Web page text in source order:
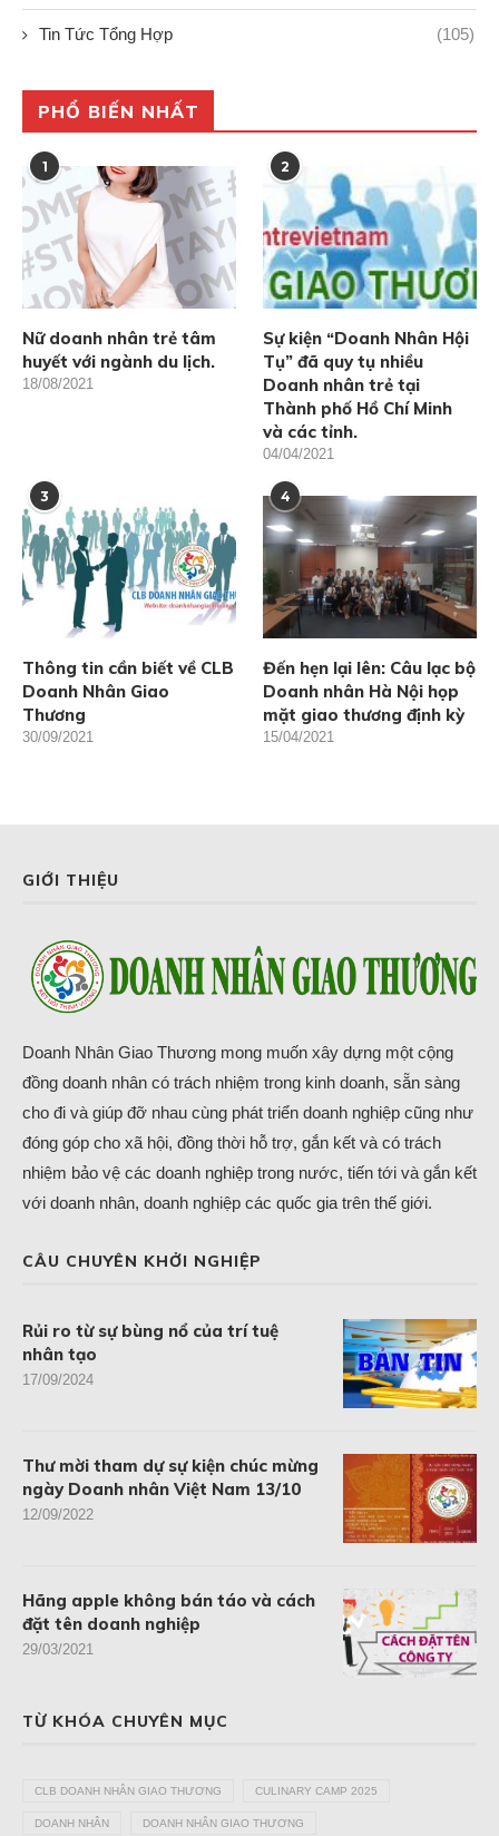
Tin Tức Tổng Hợp (105)
PHỔ BIẾN NHẤT
1
Nữ doanh nhân trẻ tâm
huyết với ngành du lịch.
18/08/2021
2
Sự kiện “Doanh Nhân Hội
Tụ” đã quy tụ nhiều
Doanh nhân trẻ tại
Thành phố Hồ Chí Minh
và các tỉnh.
04/04/2021
3
Thông tin cần biết về CLB
Doanh Nhân Giao
Thương
30/09/2021
4
Đến hẹn lại lên: Câu lạc bộ
Doanh nhân Hà Nội họp
mặt giao thương định kỳ
15/04/2021
GIỚI THIỆU
Doanh Nhân Giao Thương mong muốn xây dựng một cộng
đồng doanh nhân có trách nhiệm trong kinh doanh, sẵn sàng
cho đi và giúp đỡ nhau cùng phát triển doanh nghiệp cũng như
đóng góp cho xã hội, đồng thời hỗ trợ, gắn kết và có trách
nhiệm bảo vệ các doanh nghiệp trong nước, tiến tới và gắn kết
với doanh nhân, doanh nghiệp các quốc gia trên thế giới.
CÂU CHUYÊN KHỞI NGHIỆP
Rủi ro từ sự bùng nổ của trí tuệ
nhân tạo
17/09/2024
Thư mời tham dự sự kiện chúc mừng
ngày Doanh nhân Việt Nam 13/10
12/09/2022
Hãng apple không bán táo và cách
đặt tên doanh nghiệp
29/03/2021
TỪ KHÓA CHUYÊN MỤC
CLB DOANH NHÂN GIAO THƯƠNG CULINARY CAMP 2025
DOANH NHÂN DOANH NHÂN GIAO THƯƠNG